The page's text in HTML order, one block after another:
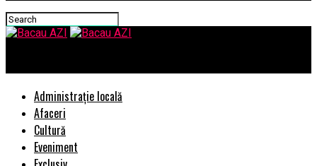
Administrație locală
Afaceri
Cultură
Eveniment